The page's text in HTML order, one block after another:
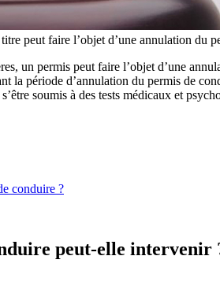
peut faire l’objet d’une annulation du
un permis peut faire l’objet d’une
la période d’annulation du permis de
soumis à des tests médicaux et
conduire ?
peut-elle intervenir